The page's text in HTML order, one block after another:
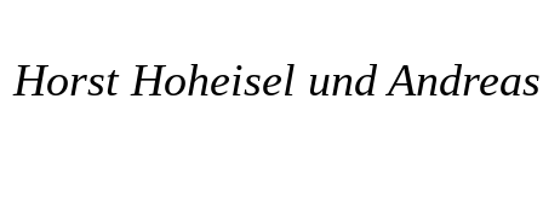
Horst Hoheisel und